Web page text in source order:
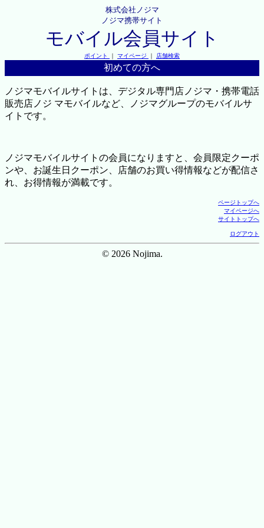
株式会社ノジマ
ノジマ携帯サイト
モバイル会員サイト
ポイント ｜ マイページ ｜ 店舗検索
初めての方へ
ノジマモバイルサイトは、デジタル専門店ノジマ・携帯電話
販売店ノジ マモバイルなど、ノジマグループのモバイルサ
イトです。
ノジマモバイルサイトの会員になりますと、会員限定クーポ
ンや、お誕生日クーポン、店舗のお買い得情報などが配信さ
れ、お得情報が満載です。
ページトップへ
マイページへ
サイトトップへ
ログアウト
© 2026 Nojima.